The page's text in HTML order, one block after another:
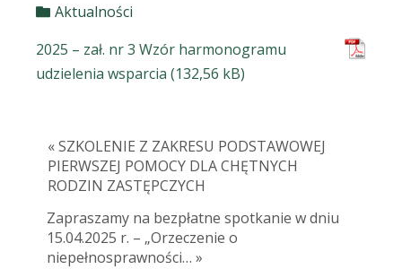
Aktualności
2025 – zał. nr 3 Wzór harmonogramu
udzielenia wsparcia
« SZKOLENIE Z ZAKRESU PODSTAWOWEJ
PIERWSZEJ POMOCY DLA CHĘTNYCH
RODZIN ZASTĘPCZYCH
Zapraszamy na bezpłatne spotkanie w dniu
15.04.2025 r. – „Orzeczenie o
niepełnosprawności… »